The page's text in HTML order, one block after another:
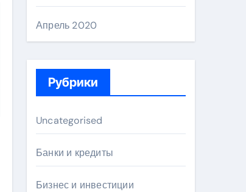
Апрель 2020
Рубрики
Uncategorised
Банки и кредиты
Бизнес и инвестиции